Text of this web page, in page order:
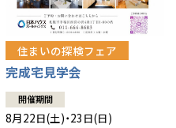
住まいの探検フェア
完成宅見学会
開催期間
8月22日(土)・23日(日)